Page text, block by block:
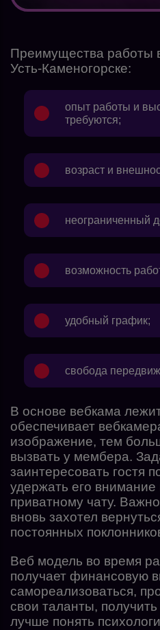
Преимущества работы
Усть-Каменогорске:
опыт работы и
требуются;
возраст и
неограниченный
возможность
удобный график;
свобода
В основе вебкама
обеспечивает
изображение, тем
вызвать у мембера.
заинтересовать гостя
удержать его внимание
приватному чату.
вновь захотел
постоянных
Веб модель во время
получает финансовую
самореализоваться,
свои таланты,
лучше понять